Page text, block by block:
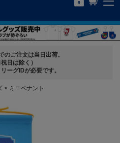
のご注文は当日出荷。
祝日は除く）
ーグIDが必要です。
ミニペナント